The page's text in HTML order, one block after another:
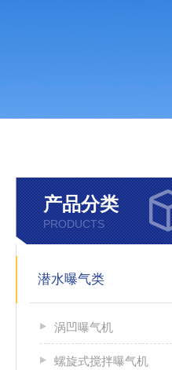
产品分类
PRODUCTS
潜水曝气类
涡凹曝气机
螺旋式搅拌曝气机